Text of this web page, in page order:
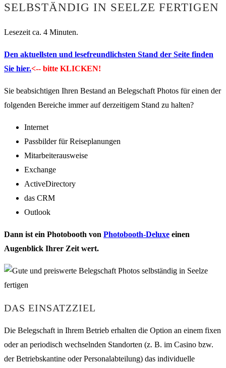
SELBSTÄNDIG IN SEELZE FERTIGEN
Lesezeit ca. 4 Minuten.
Den aktuellsten und lesefreundlichsten Stand der Seite finden
Sie hier.<-- bitte KLICKEN!
Sie beabsichtigen Ihren Bestand an Belegschaft Photos für einen der
folgenden Bereiche immer auf derzeitigem Stand zu halten?
Internet
Passbilder für Reiseplanungen
Mitarbeiterausweise
Exchange
ActiveDirectory
das CRM
Outlook
Dann ist ein Photobooth von Photobooth-Deluxe einen
Augenblick Ihrer Zeit wert.
DAS EINSATZZIEL
Die Belegschaft in Ihrem Betrieb erhalten die Option an einem fixen
oder an periodisch wechselnden Standorten (z. B. im Casino bzw.
der Betriebskantine oder Personalabteilung) das individuelle